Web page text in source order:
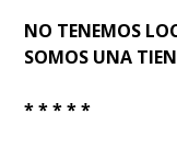
NO TENEMOS
SOMOS UNA
* * * * *